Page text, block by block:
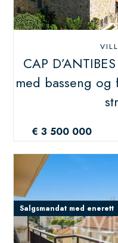
CAP
med basseng
€ 3 500 000
Salgsmandat med enerett